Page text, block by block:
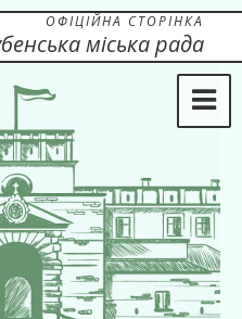
ОФІЦІЙНА СТОРІНКА
міська рада